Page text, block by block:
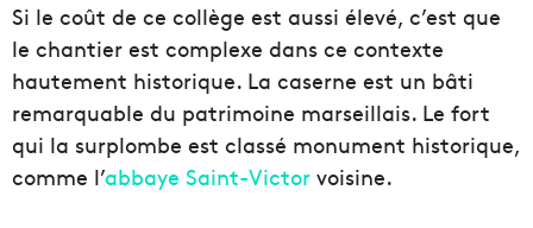
Si le coût de ce collège est aussi élevé, c’est que
le chantier est complexe dans ce contexte
hautement historique. La caserne est un bâti
remarquable du patrimoine marseillais. Le fort
qui la surplombe est classé monument historique,
comme l’abbaye Saint-Victor voisine.